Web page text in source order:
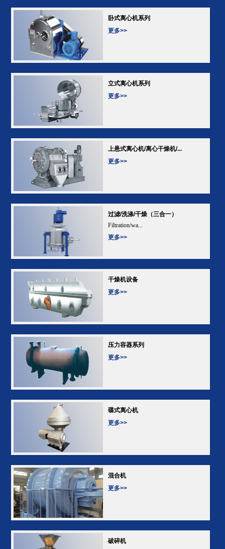
卧式离心机系列
更多>>
立式离心机系列
更多>>
上悬式离心机/离心干燥机/...
更多>>
过滤/洗涤/干燥（三合一）
Filtration/wa...
更多>>
干燥机设备
更多>>
压力容器系列
更多>>
碟式离心机
更多>>
混合机
更多>>
破碎机